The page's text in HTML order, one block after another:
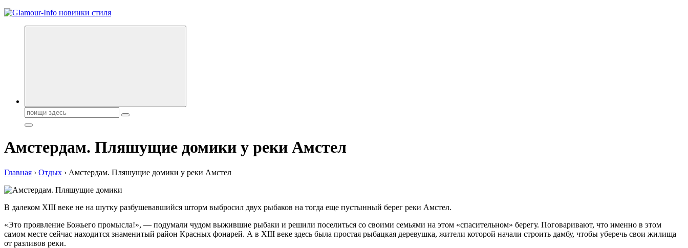
Секреты молодости, красоты и долголетия. Гламурный журнал Всё для женщин
Поиск:
Амстердам. Пляшущие домики у реки Амстел
Главная › Отдых › Амстердам. Пляшущие домики у реки Амстел
В далеком XIII веке не на шутку разбушевавшийся шторм выбросил двух рыбаков на тогда еще пустынный берег реки Амстел.
«Это проявление Божьего промысла!», — подумали чудом выжившие рыбаки и решили поселиться со своими семьями на этом «спасительном» берегу. Поговаривают, что именно в этом
самом месте сейчас находится знаменитый район Красных фонарей. А в XIII веке здесь была простая рыбацкая деревушка, жители которой начали строить дамбу, чтобы уберечь свои жилища
от разливов реки.